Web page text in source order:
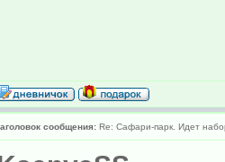
сообщения: Re: Сафари-парк. Идет